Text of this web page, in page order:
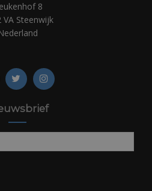
8
VA Steenwijk